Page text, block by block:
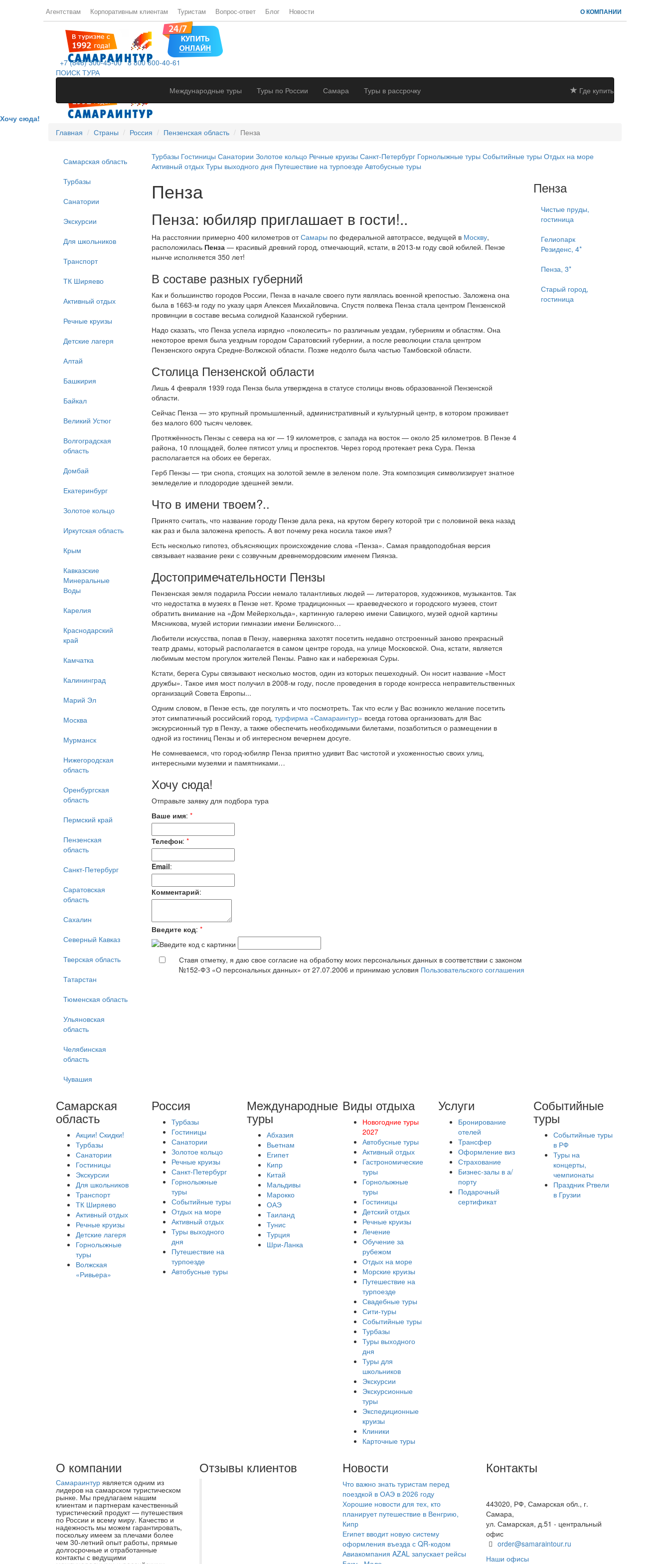
Агентствам Корпоративным клиентам Туристам Вопрос-ответ Блог Новости О КОМПАНИИ
+7 (846) 300-45-00 8 800 600-40-61
ПОИСК ТУРА
Международные туры
Туры по России Самара Туры в рассрочку Где купить
Хочу сюда!
Главная
Страны Россия Пензенская область Пенза
Самарская область
Турбазы
Санатории
Экскурсии
Для школьников
Транспорт
ТК Ширяево
Активный отдых
Речные круизы
Детские лагеря
Алтай
Башкирия
Байкал
Великий Устюг
Волгоградская
область
Домбай
Екатеринбург
Золотое кольцо
Иркутская область
Крым
Кавказские
Минеральные
Воды
Карелия
Краснодарский
край
Камчатка
Калининград
Марий Эл
Москва
Мурманск
Нижегородская
область
Оренбургская
область
Пермский край
Пензенская
область
Санкт-Петербург
Саратовская
область
Сахалин
Северный Кавказ
Тверская область
Татарстан
Тюменская область
Ульяновская
область
Челябинская
область
Чувашия
Турбазы Гостиницы Санатории Золотое кольцо Речные круизы Санкт-Петербург Горнолыжные туры Событийные туры Отдых на море
Активный отдых Туры выходного дня Путешествие на турпоезде Автобусные туры
Пенза
Пенза: юбиляр приглашает в гости!..
На расстоянии примерно 400 километров отСамары по федеральной автотрассе, ведущей в Москву,
расположилась Пенза— красивый древний город, отмечающий, кстати, в 2013-м году свой юбилей. Пензе
нынче исполняется 350 лет!
В составе разных губерний
Как и большинство городов России, Пенза в начале своего пути являлась военной крепостью. Заложена она
была в 1663-м году по указу царя Алексея Михайловича. Спустя полвека Пенза стала центром Пензенской
провинции в составе весьма солидной Казанской губернии.
Надо сказать, что Пенза успела изрядно «поколесить» по различным уездам, губерниям и областям. Она
некоторое время была уездным городом Саратовский губернии, а после революции стала центром
Пензенского округа Средне-Волжской области. Позже недолго была частью Тамбовской области.
Столица Пензенской области
Лишь 4 февраля 1939 года Пенза была утверждена в статусе столицы вновь образованной Пензенской
области.
Сейчас Пенза — это крупный промышленный, административный и культурный центр, в котором проживает
без малого 600 тысяч человек.
Протяжённость Пензы с севера на юг — 19 километров, с запада на восток — около 25 километров. В Пензе 4
района, 10 площадей, более пятисот улиц и проспектов. Через город протекает река Сура. Пенза
располагается на обоих ее берегах.
Герб Пензы — три снопа, стоящих на золотой земле в зеленом поле. Эта композиция символизирует знатное
земледелие и плодородие здешней земли.
Что в имени твоем?..
Принято считать, что название городу Пензе дала река, на крутом берегу которой три с половиной века назад
как раз и была заложена крепость. А вот почему река носила такое имя?
Есть несколько гипотез, объясняющих происхождение слова «Пенза». Самая правдоподобная версия
связывает название реки с созвучным древнемордовским именем Пиянза.
Достопримечательности Пензы
Пензенская земля подарила России немало талантливых людей — литераторов, художников, музыкантов. Так
что недостатка в музеях в Пензе нет. Кроме традиционных — краеведческого и городского музеев, стоит
обратить внимание на «Дом Мейерхольда», картинную галерею имени Савицкого, музей одной картины
Мясникова, музей истории гимназии имени Белинского…
Любители искусства, попав в Пензу, наверняка захотят посетить недавно отстроенный заново прекрасный
театр драмы, который располагается в самом центре города, на улице Московской. Она, кстати, является
любимым местом прогулок жителей Пензы. Равно как и набережная Суры.
Кстати, берега Суры связывают несколько мостов, один из которых пешеходный. Он носит название «Мост
дружбы». Такое имя мост получил в 2008-м году, после проведения в городе конгресса неправительственных
организаций Совета Европы...
Одним словом, в Пензе есть, где погулять и что посмотреть. Так что если у Вас возникло желание посетить
этот симпатичный российский город, турфирма «Самараинтур» всегда готова организовать для Вас
экскурсионный тур в Пензу, а также обеспечить необходимыми билетами, позаботиться о размещении в
одной из гостиниц Пензы и об интересном вечернем досуге.
Не сомневаемся, что город-юбиляр Пенза приятно удивит Вас чистотой и ухоженностью своих улиц,
интересными музеями и памятниками…
Хочу сюда!
Отправьте заявку для подбора тура
Ваше имя: *
Телефон: *
Email:
Комментарий:
Введите код: *
Ставя отметку, я даю свое согласие на обработку моих персональных данных в соответствии с законом
№152-ФЗ «О персональных данных» от 27.07.2006 и принимаю условия Пользовательского соглашения
Пенза
Чистые пруды,
гостиница
Гелиопарк
Резиденс, 4*
Пенза, 3*
Старый город,
гостиница
Самарская
область
Акции! Скидки!
Турбазы
Санатории
Гостиницы
Экскурсии
Для школьников
Транспорт
ТК Ширяево
Активный отдых
Речные круизы
Детские лагеря
Горнолыжные
туры
Волжская
«Ривьера»
Россия
Турбазы
Гостиницы
Санатории
Золотое кольцо
Речные круизы
Санкт-Петербург
Горнолыжные
туры
Событийные туры
Отдых на море
Активный отдых
Туры выходного
дня
Путешествие на
турпоезде
Автобусные туры
Международные
туры
Абхазия
Вьетнам
Египет
Кипр
Китай
Мальдивы
Марокко
ОАЭ
Таиланд
Тунис
Турция
Шри-Ланка
Виды отдыха
Новогодние туры
2027
Автобусные туры
Активный отдых
Гастрономические
туры
Горнолыжные
туры
Гостиницы
Детский отдых
Речные круизы
Лечение
Обучение за
рубежом
Отдых на море
Морские круизы
Путешествие на
турпоезде
Свадебные туры
Сити-туры
Событийные туры
Турбазы
Туры выходного
дня
Туры для
школьников
Экскурсии
Экскурсионные
туры
Экспедиционные
круизы
Клиники
Карточные туры
Услуги
Бронирование
отелей
Трансфер
Оформление виз
Страхование
Бизнес-залы в а/
порту
Подарочный
сертификат
Событийные
туры
Событийные туры
в РФ
Туры на
концерты,
чемпионаты
Праздник Ртвели
в Грузии
О компании
Самараинтур является одним из
лидеров на самарском туристическом
рынке. Мы предлагаем нашим
клиентам и партнерам качественный
туристический продукт — путешествия
по России и всему миру. Качество и
надежность мы можем гарантировать,
поскольку имеем за плечами более
чем 30-летний опыт работы, прямые
долгосрочные и отработанные
контакты с ведущими
Отзывы клиентов Новости
Что важно знать туристам перед
поездкой в ОАЭ в 2026 году
Хорошие новости для тех, кто
планирует путешествие в Венгрию,
Кипр
Египет вводит новую систему
оформления въезда с QR-кодом
Авиакомпания AZAL запускает рейсы
Контакты
443020, РФ, Самарская обл., г.
Самара,
ул. Самарская, д.51 - центральный
офис
order@samaraintour.ru
Наши офисы